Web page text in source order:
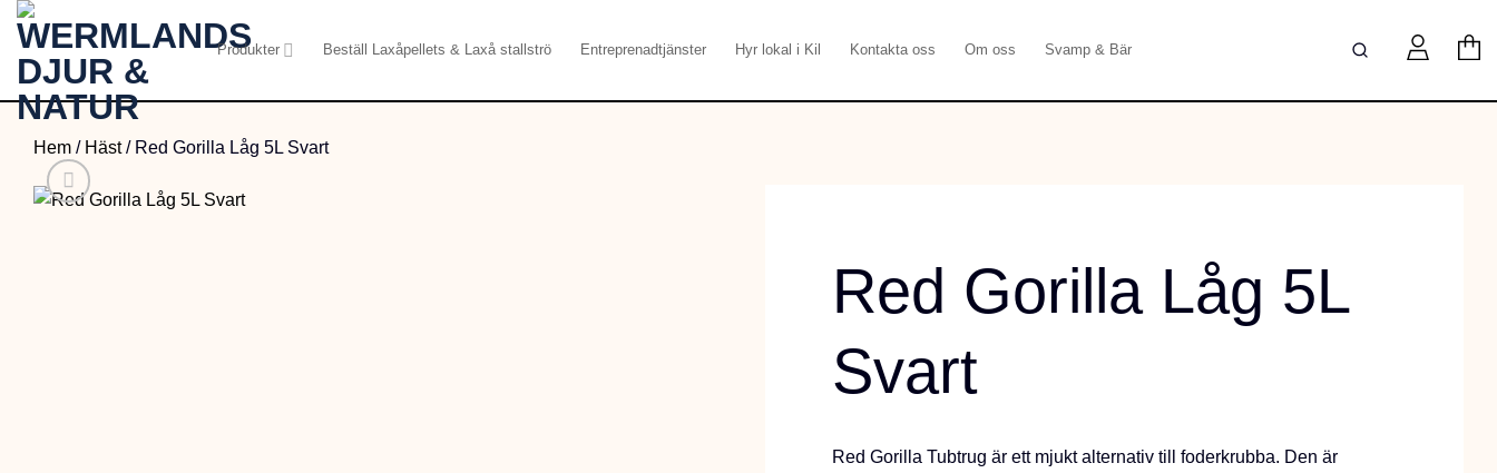
Skip
content
Produkter Beställ Laxåpellets & Laxå stallströ Entreprenadtjänster Hyr lokal i Kil Kontakta oss Om oss Svamp & Bär
Hem / Häst/ Red Gorilla Låg 5L Svart
Red Gorilla Låg 5L
Svart
Red Gorilla Tubtrug är ett mjukt alternativ till foderkrubba. Den är